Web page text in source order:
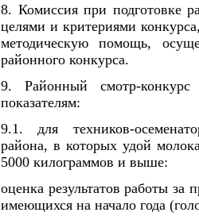
8. Комиссия при подготовке
целями и критериями
методическую помощь,
районного конкурса.
9. Районный смотр-
показателям:
9.1. для техников-
района, в которых удой
5000 килограммов и выше:
оценка результатов работы
имеющихся на начало года